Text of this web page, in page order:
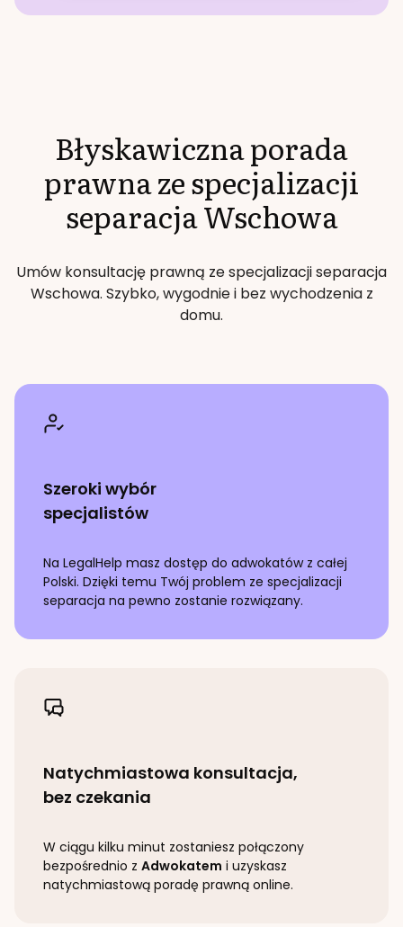
Błyskawiczna porada
prawna ze specjalizacji
separacjaWschowa
Umów konsultację prawną ze specjalizacjiseparacja
Wschowa. Szybko, wygodnie i bez wychodzenia z
domu.
Szeroki wybór
specjalistów
Na LegalHelp masz dostęp do adwokatów z całej
Polski. Dzięki temu Twój problem ze specjalizacji
separacja na pewno zostanie rozwiązany.
Natychmiastowa konsultacja,
bez czekania
W ciągu kilku minut zostaniesz połączony
bezpośrednio z Adwokatem i uzyskasz
natychmiastową poradę prawną online.